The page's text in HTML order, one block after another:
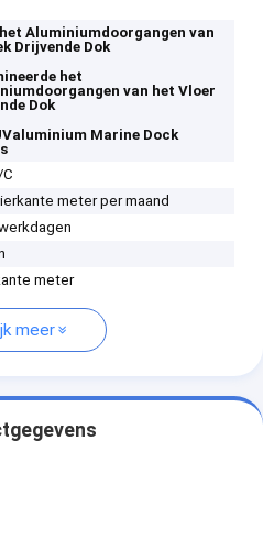
Aluminiumdoorgangen van
Drijvende Dok
het
van het Vloer
Dok
Marine Dock
meter per maand
meter
meer